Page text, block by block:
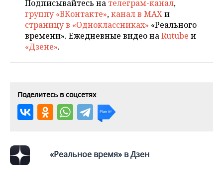
ХОККЕЙ С МЯЧОМ
ПРОИСШЕСТВИЯ
Подписывайтесь на телеграм-канал,
группу «ВКонтакте»,канал в MAXи
страницу в «Одноклассниках» «Реального
времени». Ежедневные видео наRutube и
«Дзене».
Поделитесь в соцсетях
«Реальное время» в Дзен